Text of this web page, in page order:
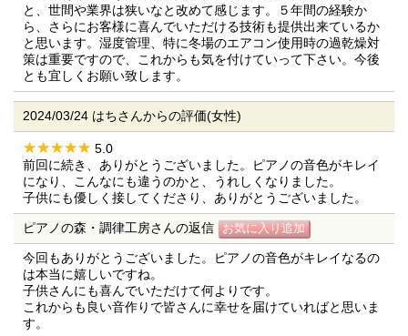
と、世間や業界は狭いなと改めて感じます。５年間の経験か
ら、さらにお客様に喜んでいただける技術も提供出来ているか
と思います。湿度管理、特に冬場のエアコン使用時の過乾燥対
策は重要ですので、これからも気を付けていって下さい。今後
とも宜しくお願い致します。
2024/03/24 はちさんからの評価(女性)
5.0
前回に続き、ありがとうございました。ピアノの音色がキレイ
になり、こんなにも違うのかと、うれしくなりました。
子供にも優しく接してくださり、ありがとうございました。
ピアノの森・調律工房さんの返信
今回もありがとうございました。ピアノの音色がキレイなるの
は本当に嬉しいですね。
子供さんにも喜んでいただけて何よりです。
これからも良い音作りで皆さんに幸せを届けていればと思いま
す。